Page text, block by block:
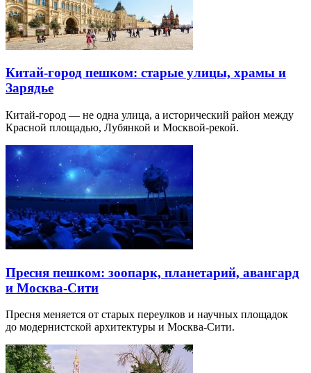
Китай-город пешком: старые улицы, храмы и
Зарядье
Китай-город — не одна улица, а исторический район между
Красной площадью, Лубянкой и Москвой-рекой.
Пресня пешком: зоопарк, планетарий, авангард
и Москва-Сити
Пресня меняется от старых переулков и научных площадок
до модернистской архитектуры и Москва-Сити.